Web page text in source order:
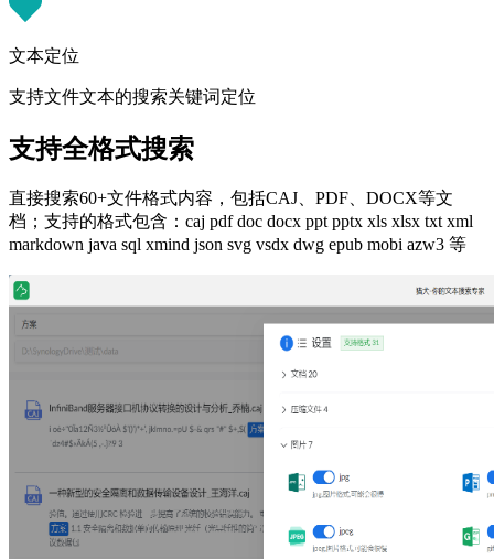
文本定位
支持文件文本的搜索关键词定位
支持全格式搜索
直接搜索60+文件格式内容，包括CAJ、PDF、DOCX等文
档；支持的格式包含：caj pdf doc docx ppt pptx xls xlsx txt xml
markdown java sql xmind json svg vsdx dwg epub mobi azw3 等